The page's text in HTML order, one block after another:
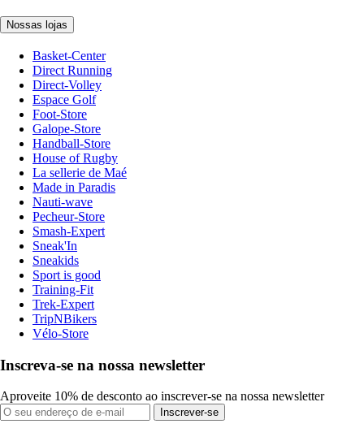
Nossas lojas
Basket-Center
Direct Running
Direct-Volley
Espace Golf
Foot-Store
Galope-Store
Handball-Store
House of Rugby
La sellerie de Maé
Made in Paradis
Nauti-wave
Pecheur-Store
Smash-Expert
Sneak'In
Sneakids
Sport is good
Training-Fit
Trek-Expert
TripNBikers
Vélo-Store
Inscreva-se na nossa newsletter
Aproveite 10% de desconto ao inscrever-se na nossa newsletter
Inscrever-se